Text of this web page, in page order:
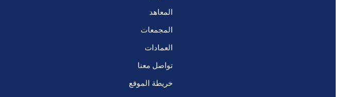
المعاهد
المجمعات
العمادات
تواصل معنا
خريطة الموقع